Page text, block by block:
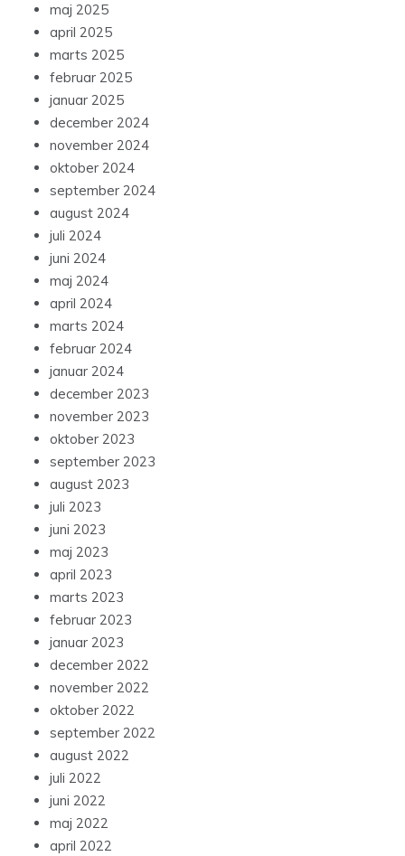
maj 2025
april 2025
marts 2025
februar 2025
januar 2025
december 2024
november 2024
oktober 2024
september 2024
august 2024
juli 2024
juni 2024
maj 2024
april 2024
marts 2024
februar 2024
januar 2024
december 2023
november 2023
oktober 2023
september 2023
august 2023
juli 2023
juni 2023
maj 2023
april 2023
marts 2023
februar 2023
januar 2023
december 2022
november 2022
oktober 2022
september 2022
august 2022
juli 2022
juni 2022
maj 2022
april 2022